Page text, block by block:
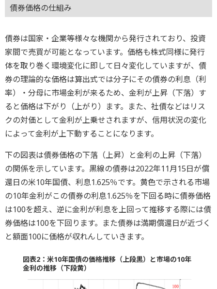
債券価格の仕組み
債券は国家・企業等様々な機関から発行されており、投資
家間で売買が可能となっています。価格も株式同様に発行
体を取り巻く環境変化に即して日々変化していますが、債
券の理論的な価格は算出式では分子にその債券の利息（利
率）・分母に市場金利が来るため、金利が上昇（下落）す
ると価格は下がり（上がり）ます。また、社債などはリス
クの対価として金利が上乗せされますが、信用状況の変化
によって金利が上下動することになります。
下の図表は債券価格の下落（上昇）と金利の上昇（下落）
の関係を示しています。黒線の債券は2022年11月15日が償
還日の米10年国債、利息1.625％です。黄色で示される市場
の10年金利がこの債券の利息1.625％を下回る時に債券価格
は100を超え、逆に金利が利息を上回って推移する際には債
券価格は100を下回ります。また債券は満期償還日が近づく
と額面100に価格が収れんしていきます。
図表2：米10年国債の価格推移（上段黒）と市場の10年
金利の推移（下段黄）